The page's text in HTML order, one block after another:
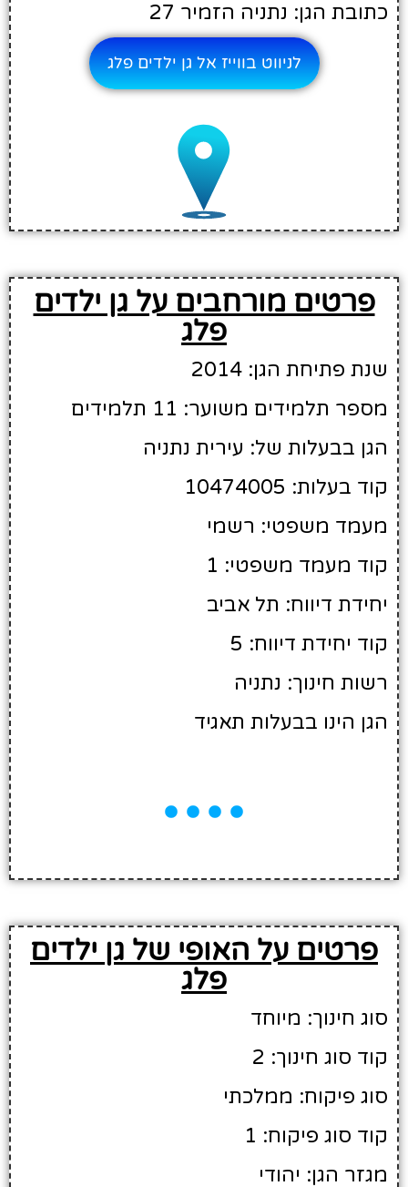
כתובת הגן: נתניה הזמיר 27
לניווט בווייז אל גן ילדים פלג
פרטים מורחבים על גן ילדים
פלג
שנת פתיחת הגן: 2014
מספר תלמידים משוער: 11 תלמידים
הגן בבעלות של: עירית נתניה
קוד בעלות: 10474005
מעמד משפטי: רשמי
קוד מעמד משפטי: 1
יחידת דיווח: תל אביב
קוד יחידת דיווח: 5
רשות חינוך: נתניה
הגן הינו בבעלות תאגיד
פרטים על האופי של גן ילדים
פלג
סוג חינוך: מיוחד
קוד סוג חינוך: 2
סוג פיקוח: ממלכתי
קוד סוג פיקוח: 1
מגזר הגן: יהודי